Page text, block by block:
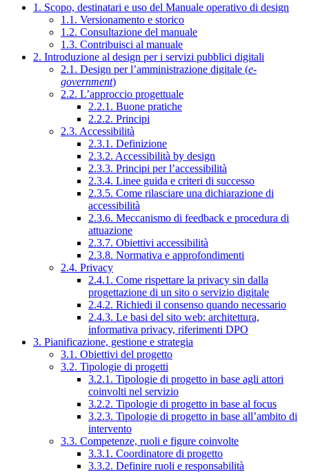
1. Scopo, destinatari e uso del Manuale operativo di design
1.1. Versionamento e storico
1.2. Consultazione del manuale
1.3. Contribuisci al manuale
2. Introduzione al design per i servizi pubblici digitali
2.1. Design per l’amministrazione digitale (e-
government)
2.2. L’approccio progettuale
2.2.1. Buone pratiche
2.2.2. Principi
2.3. Accessibilità
2.3.1. Definizione
2.3.2. Accessibilità by design
2.3.3. Principi per l’accessibilità
2.3.4. Linee guida e criteri di successo
2.3.5. Come rilasciare una dichiarazione di
accessibilità
2.3.6. Meccanismo di feedback e procedura di
attuazione
2.3.7. Obiettivi accessibilità
2.3.8. Normativa e approfondimenti
2.4. Privacy
2.4.1. Come rispettare la privacy sin dalla
progettazione di un sito o servizio digitale
2.4.2. Richiedi il consenso quando necessario
2.4.3. Le basi del sito web: architettura,
informativa privacy, riferimenti DPO
3. Pianificazione, gestione e strategia
3.1. Obiettivi del progetto
3.2. Tipologie di progetti
3.2.1. Tipologie di progetto in base agli attori
coinvolti nel servizio
3.2.2. Tipologie di progetto in base al focus
3.2.3. Tipologie di progetto in base all’ambito di
intervento
3.3. Competenze, ruoli e figure coinvolte
3.3.1. Coordinatore di progetto
3.3.2. Definire ruoli e responsabilità